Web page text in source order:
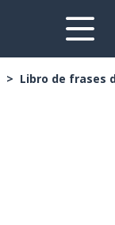
Libro de frases